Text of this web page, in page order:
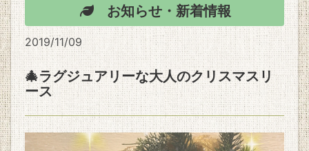
お知らせ・新着情報
2019/11/09
🎄ラグジュアリーな大人のクリスマスリ
ース